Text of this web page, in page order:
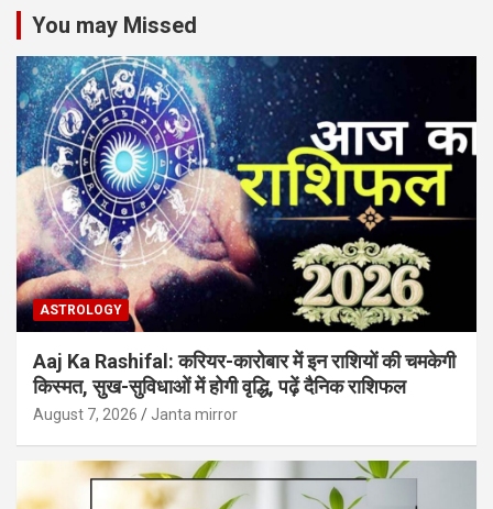
You may Missed
ASTROLOGY
Aaj Ka Rashifal: करियर-कारोबार में इन राशियों की चमकेगी
किस्मत, सुख-सुविधाओं में होगी वृद्धि, पढ़ें दैनिक राशिफल
August 7, 2026 Janta mirror